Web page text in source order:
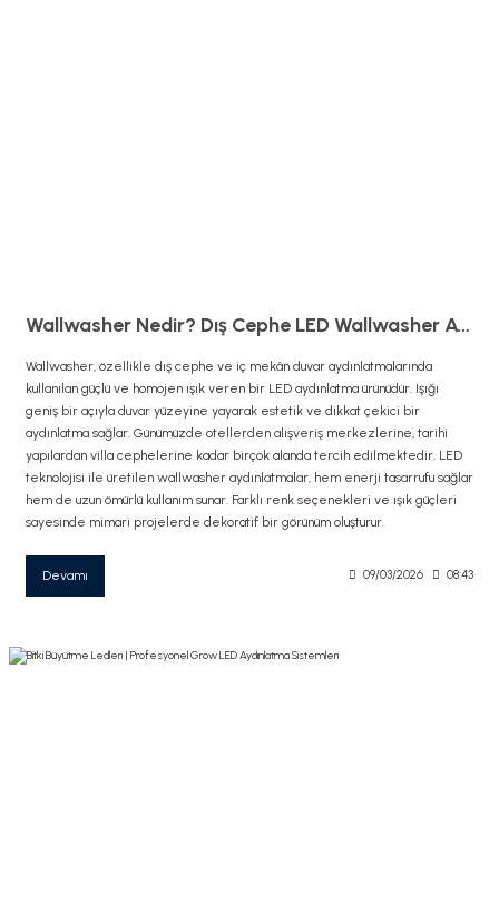
Wallwasher Nedir? Dış Cephe LED Wallwasher Aydınlatma Satışı
Wallwasher, özellikle dış cephe ve iç mekân duvar aydınlatmalarında
kullanılan güçlü ve homojen ışık veren bir LED aydınlatma ürünüdür. Işığı
geniş bir açıyla duvar yüzeyine yayarak estetik ve dikkat çekici bir
aydınlatma sağlar. Günümüzde otellerden alışveriş merkezlerine, tarihi
yapılardan villa cephelerine kadar birçok alanda tercih edilmektedir. LED
teknolojisi ile üretilen wallwasher aydınlatmalar, hem enerji tasarrufu sağlar
hem de uzun ömürlü kullanım sunar. Farklı renk seçenekleri ve ışık güçleri
sayesinde mimari projelerde dekoratif bir görünüm oluşturur.
Devamı 09/03/2026 08:43